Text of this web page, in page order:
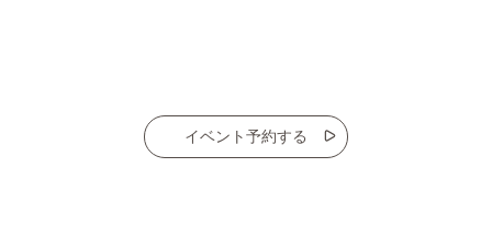
イベント予約する